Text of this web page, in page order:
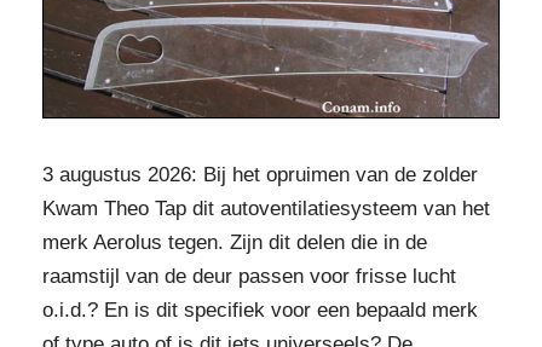
3 augustus 2026: Bij het opruimen van de zolder
Kwam Theo Tap dit autoventilatiesysteem van het
merk Aerolus tegen. Zijn dit delen die in de
raamstijl van de deur passen voor frisse lucht
o.i.d.? En is dit specifiek voor een bepaald merk